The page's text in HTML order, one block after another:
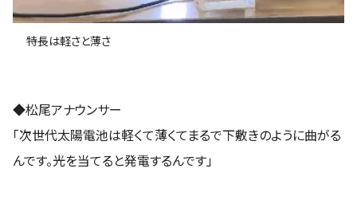
特長は軽さと薄さ
◆松尾アナウンサー
「次世代太陽電池は軽くて薄くてまるで下敷きのように曲がる
んです。光を当てると発電するんです」